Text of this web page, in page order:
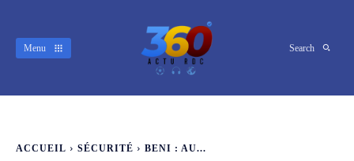
Menu Search
ACCUEIL SÉCURITÉ BENI : AU...